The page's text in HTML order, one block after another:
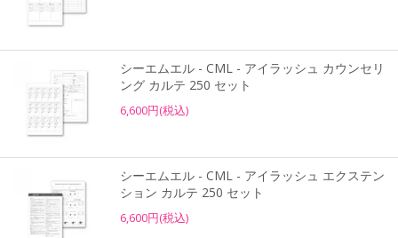
シーエムエル - CML - アイラッシュ カウンセリ
ング カルテ 250 セット
6,600円(税込)
シーエムエル - CML - アイラッシュ エクステン
ション カルテ 250 セット
6,600円(税込)